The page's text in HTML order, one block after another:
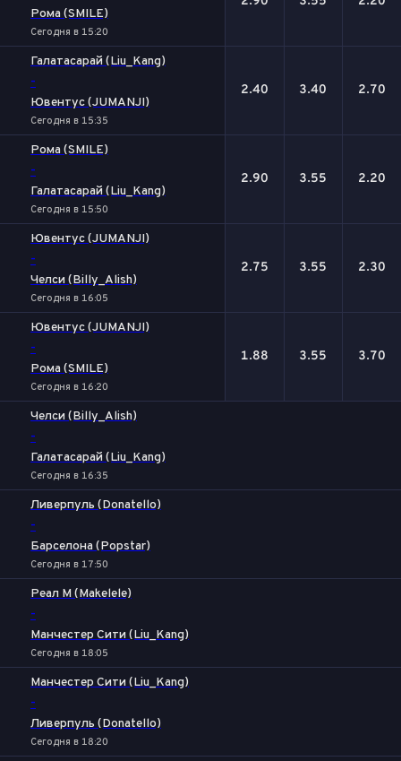
Рома (SMILE)
Сегодня в 15:20
Галатасарай (Liu_Kang)
-
Ювентус (JUMANJI)
Сегодня в 15:35
2.40 3.40 2.70
Рома (SMILE)
-
Галатасарай (Liu_Kang)
Сегодня в 15:50
2.90 3.55 2.20
Ювентус (JUMANJI)
-
Челси (Billy_Alish)
Сегодня в 16:05
2.75 3.55 2.30
Ювентус (JUMANJI)
-
Рома (SMILE)
Сегодня в 16:20
1.88 3.55 3.70
Челси (Billy_Alish)
-
Галатасарай (Liu_Kang)
Сегодня в 16:35
Ливерпуль (Donatello)
-
Барселона (Popstar)
Сегодня в 17:50
Реал М (Makelele)
-
Манчестер Сити (Liu_Kang)
Сегодня в 18:05
Манчестер Сити (Liu_Kang)
-
Ливерпуль (Donatello)
Сегодня в 18:20